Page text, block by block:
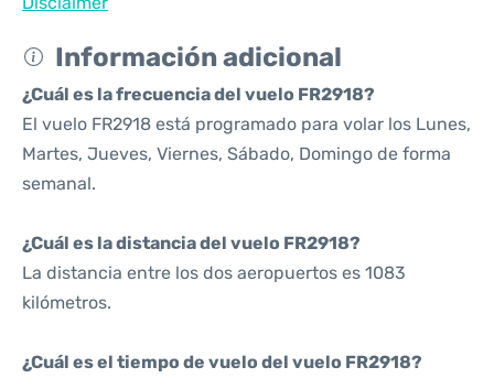
Información adicional
¿Cuál es la frecuencia del vuelo FR2918?
El vuelo FR2918 está programado para volar los Lunes,
Martes, Jueves, Viernes, Sábado, Domingo de forma
semanal.
¿Cuál es la distancia del vuelo FR2918?
La distancia entre los dos aeropuertos es 1083
kilómetros.
¿Cuál es el tiempo de vuelo del vuelo FR2918?